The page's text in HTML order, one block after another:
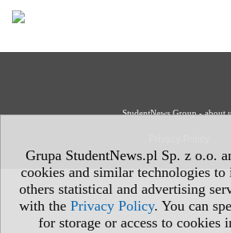
Grupa StudentNews.pl Sp. z o.o.
cookies and similar technologies to
others statistical and advertising
with the Privacy Policy. You can
for storage or access to cookies
StudentNews Group - about